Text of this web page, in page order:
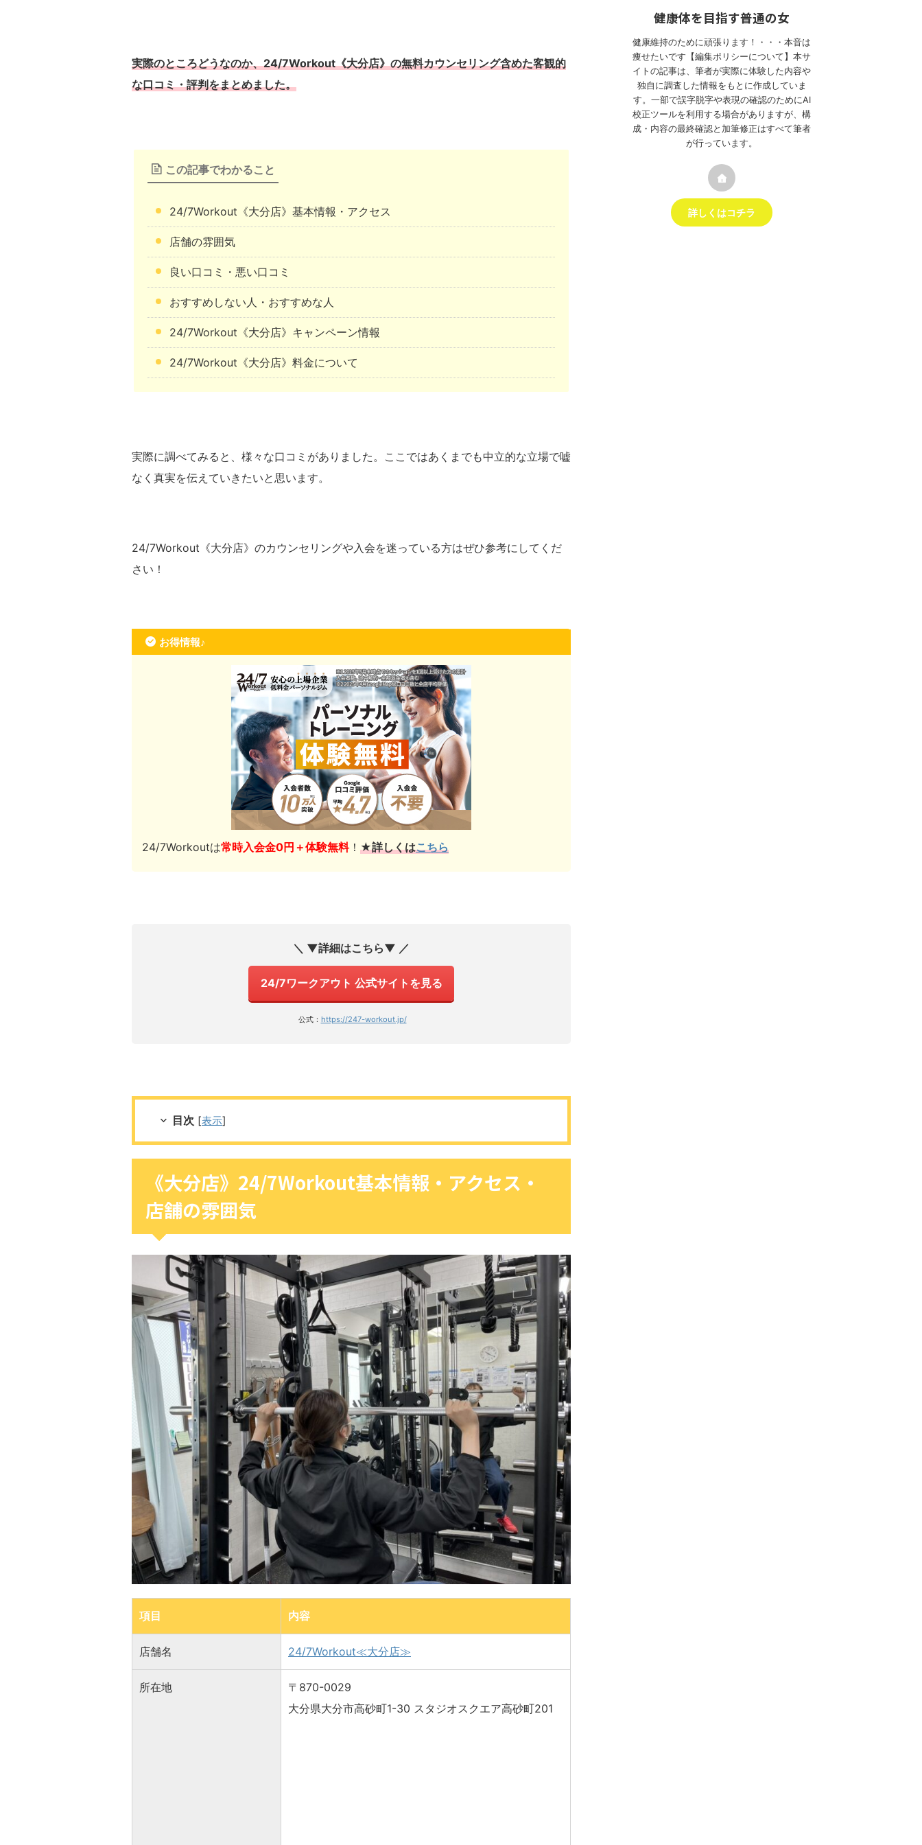
実際のところどうなのか、24/7Workout《大分店》の無料カウンセリング含めた客観的
な口コミ・評判をまとめました。
この記事でわかること
24/7Workout《大分店》基本情報・アクセス
店舗の雰囲気
良い口コミ・悪い口コミ
おすすめしない人・おすすめな人
24/7Workout《大分店》キャンペーン情報
24/7Workout《大分店》料金について
実際に調べてみると、様々な口コミがありました。ここではあくまでも中立的な立場で嘘
なく真実を伝えていきたいと思います。
24/7Workout《大分店》のカウンセリングや入会を迷っている方はぜひ参考にしてくだ
さい！
お得情報♪
24/7Workoutは常時入会金0円＋体験無料！ ★詳しくはこちら
＼ ▼詳細はこちら▼ ／
24/7ワークアウト 公式サイトを見る
公式： https://247-workout.jp/
目次 [表示]
《大分店》24/7Workout基本情報・アクセス・
店舗の雰囲気
項目 内容
店舗名 24/7Workout≪大分店≫
所在地
〒870-0029
大分県大分市高砂町1-30 スタジオスクエア高砂町201
健康体を目指す普通の女
健康維持のために頑張ります！・・・本音は
痩せたいです【編集ポリシーについて】本サ
イトの記事は、筆者が実際に体験した内容や
独自に調査した情報をもとに作成していま
す。一部で誤字脱字や表現の確認のためにAI
校正ツールを利用する場合がありますが、構
成・内容の最終確認と加筆修正はすべて筆者
が行っています。
詳しくはコチラ